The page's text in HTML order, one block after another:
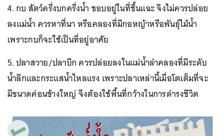
4. กบ สัตว์ครึ่งบกครึ่งน้ำ ชอบอยู่ในที่ชื้นแฉะ จึงไม่ควรปล่อย
ลงแม่น้ำ ควรหาที่นา หรือคลองที่มีกอหญ้าหรือพันธุ์ไม้น้ำ
เพราะกบก็จะใช้เป็นที่อยู่อาศัย
5. ปลาสวาย/ปลาบึก ควรปล่อยลงในแม่น้ำลำคลองที่มีระดับ
น้ำลึกและกระแสน้ำไหลแรง เพราะปลาเหล่านี้เมื่อโตเต็มที่จะ
มีขนาดค่อนข้างใหญ่ จึงต้องใช้พื้นที่กว้างในการดำรงชีวิต